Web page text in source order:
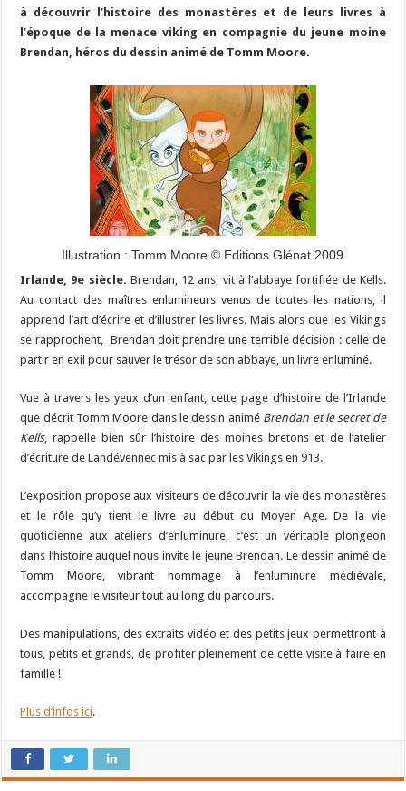
à découvrir l’histoire des monastères et de leurs livres à
l’époque de la menace viking en compagnie du jeune moine
Brendan, héros du dessin animé de Tomm Moore.
Illustration : Tomm Moore © Editions Glénat 2009
Irlande, 9e siècle. Brendan, 12 ans, vit à l’abbaye fortifiée de Kells.
Au contact des maîtres enlumineurs venus de toutes les nations, il
apprend l’art d’écrire et d’illustrer les livres. Mais alors que les Vikings
se rapprochent, Brendan doit prendre une terrible décision : celle de
partir en exil pour sauver le trésor de son abbaye, un livre enluminé.
Vue à travers les yeux d’un enfant, cette page d’histoire de l’Irlande
que décrit Tomm Moore dans le dessin animé Brendan et le secret de
Kells, rappelle bien sûr l’histoire des moines bretons et de l’atelier
d’écriture de Landévennec mis à sac par les Vikings en 913.
L’exposition propose aux visiteurs de découvrir la vie des monastères
et le rôle qu’y tient le livre au début du Moyen Age. De la vie
quotidienne aux ateliers d’enluminure, c’est un véritable plongeon
dans l’histoire auquel nous invite le jeune Brendan. Le dessin animé de
Tomm Moore, vibrant hommage à l’enluminure médiévale,
accompagne le visiteur tout au long du parcours.
Des manipulations, des extraits vidéo et des petits jeux permettront à
tous, petits et grands, de profiter pleinement de cette visite à faire en
famille !
Plus d’infos ici.